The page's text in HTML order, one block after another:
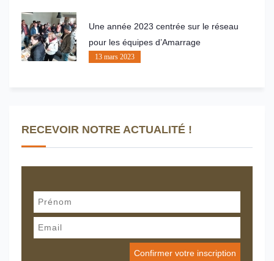
Une année 2023 centrée sur le réseau
pour les équipes d’Amarrage
13 mars 2023
RECEVOIR NOTRE ACTUALITÉ !